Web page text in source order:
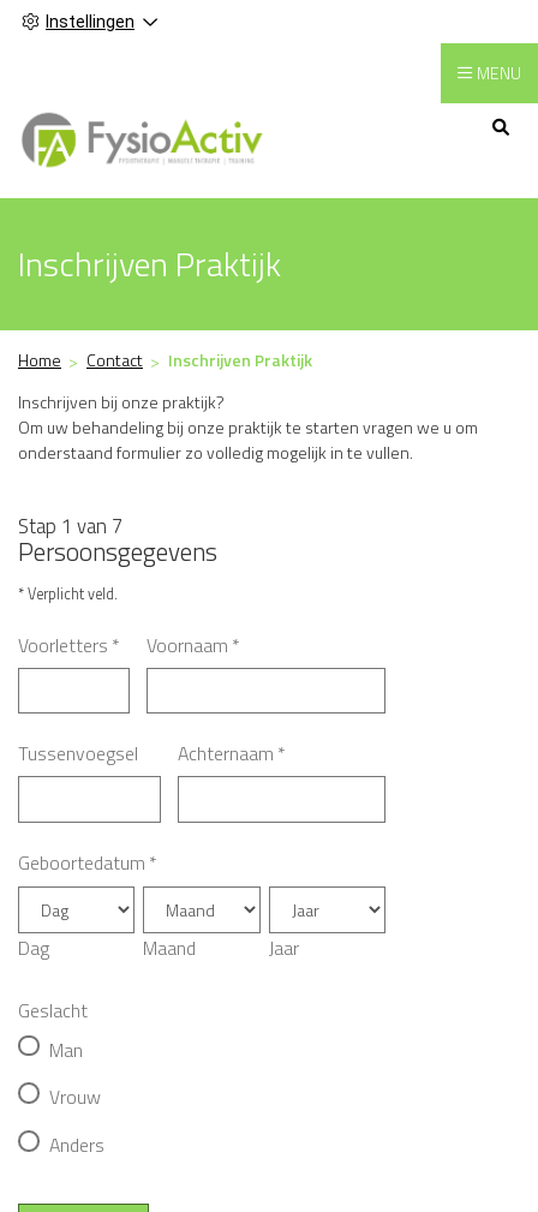
Instellingen
Hoofdmenu
MENU
Inschrijven Praktijk
Home Contact
Inschrijven Praktijk
Inschrijven bij onze praktijk?
Om uw behandeling bij onze praktijk te starten vragen we u om
onderstaand formulier zo volledig mogelijk in te vullen.
Stap 1 van 7
Persoonsgegevens
* Verplicht veld.
Voorletters * Voornaam *
Tussenvoegsel Achternaam *
Geboortedatum *
Dag Maand Jaar
Geslacht
Man
Vrouw
Anders